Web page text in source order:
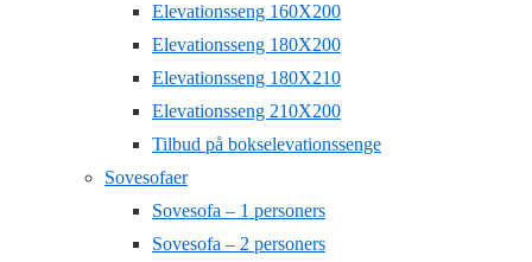
Elevationsseng 160X200
Elevationsseng 180X200
Elevationsseng 180X210
Elevationsseng 210X200
Tilbud på bokselevationssenge
Sovesofaer
Sovesofa – 1 personers
Sovesofa – 2 personers